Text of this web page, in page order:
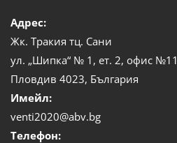
Адрес:
Жк. Тракия тц. Сани
ул. „Шипка“ № 1, ет. 2, офис №11
Пловдив 4023, България
Имейл:
venti2020@abv.bg
Телефон: